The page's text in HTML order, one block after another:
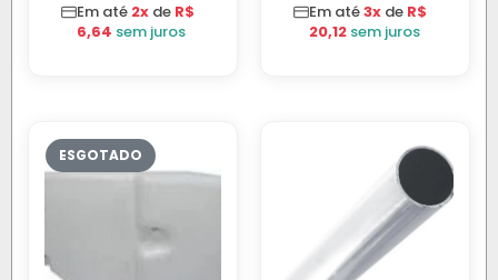
Em até 2x de R$
6,64 sem juros
Em até3x de R$
20,12 sem juros